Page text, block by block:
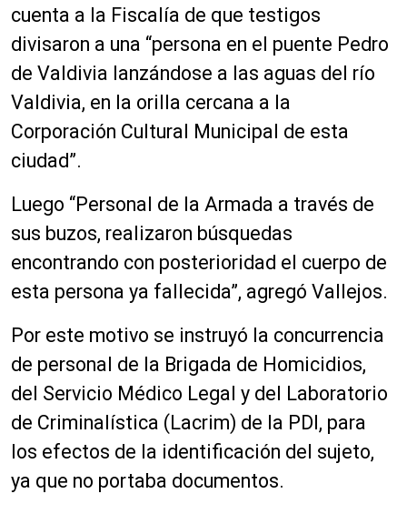
cuenta a la Fiscalía de que testigos
divisaron a una “persona en el puente Pedro
de Valdivia lanzándose a las aguas del río
Valdivia, en la orilla cercana a la
Corporación Cultural Municipal de esta
ciudad”.
Luego “Personal de la Armada a través de
sus buzos, realizaron búsquedas
encontrando con posterioridad el cuerpo de
esta persona ya fallecida”, agregó Vallejos.
Por este motivo se instruyó la concurrencia
de personal de la Brigada de Homicidios,
del Servicio Médico Legal y del Laboratorio
de Criminalística (Lacrim) de la PDI, para
los efectos de la identificación del sujeto,
ya que no portaba documentos.